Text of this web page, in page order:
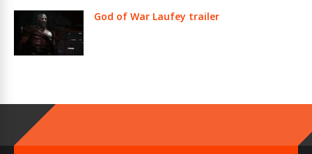
God of War Laufey trailer